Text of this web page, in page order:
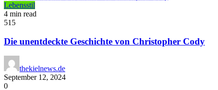
Lebensstil
4 min read
515
Die unentdeckte Geschichte von Christopher Cody
thekielnews.de
September 12, 2024
0